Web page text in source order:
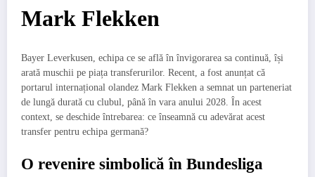
Mark Flekken
Bayer Leverkusen, echipa ce se află în învigorarea sa continuă, își
arată muschii pe piața transferurilor. Recent, a fost anunțat că
portarul internațional olandez Mark Flekken a semnat un parteneriat
de lungă durată cu clubul, până în vara anului 2028. În acest
context, se deschide întrebarea: ce înseamnă cu adevărat acest
transfer pentru echipa germană?
O revenire simbolică în Bundesliga